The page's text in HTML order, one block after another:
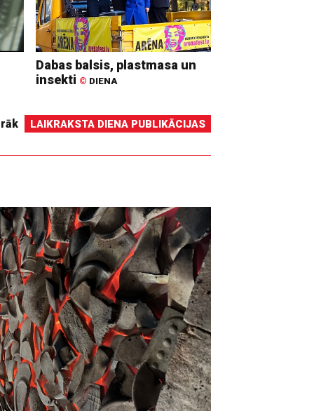
Dabas balsis, plastmasa un
insekti © DIENA
LAIKRAKSTA DIENA PUBLIKĀCIJAS